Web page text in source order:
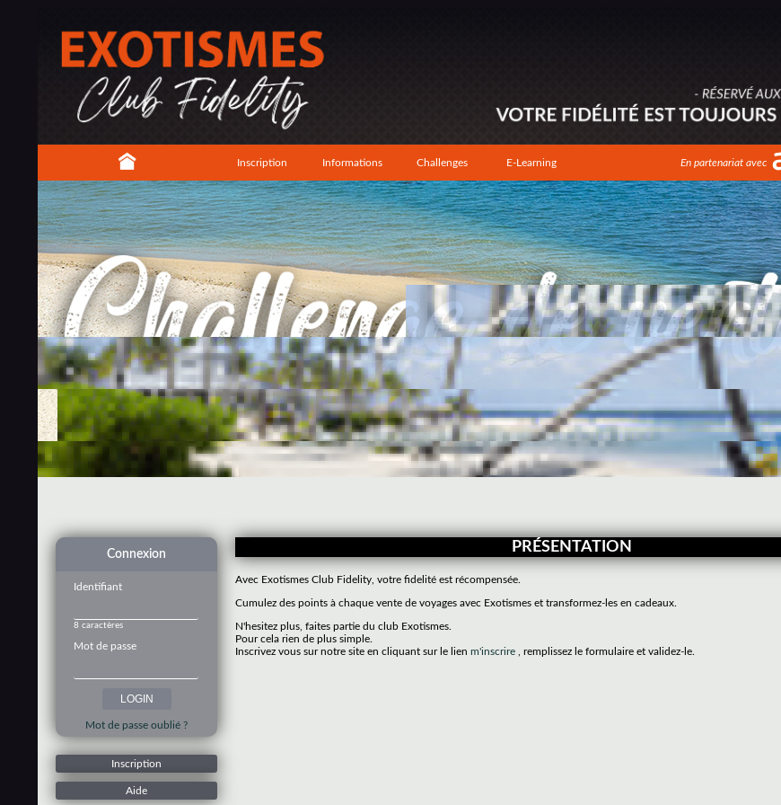
Inscription Informations Challenges E-Learning En partenariat avec
Connexion
Identifiant
8 caractères
Mot de passe
Mot de passe oublié ?
Inscription
Aide
PRÉSENTATION
Avec Exotismes Club Fidelity, votre fidelité est récompensée.
Cumulez des points à chaque vente de voyages avec Exotismes et transformez-les en cadeaux.
N'hesitez plus, faites partie du club Exotismes.
Pour cela rien de plus simple.
Inscrivez vous sur notre site en cliquant sur le lien m'inscrire , remplissez le formulaire et validez-le.